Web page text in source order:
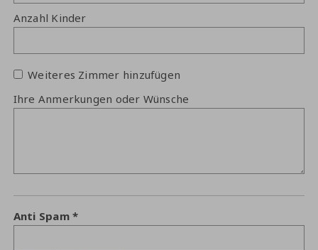
Anzahl Kinder
Weiteres Zimmer hinzufügen
Ihre Anmerkungen oder Wünsche
Anti Spam